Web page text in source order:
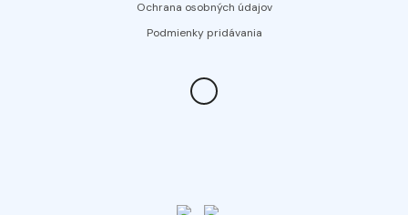
Ochrana osobných údajov
Podmienky pridávania